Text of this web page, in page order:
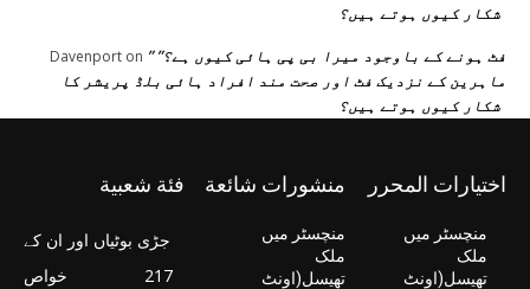
شکار کیوں ہوتے ہیں؟
Davenport on ” فٹ ہونے کے باوجود میرا بی پی ہائی کیوں ہے؟”
ماہرین کے نزدیک فٹ اور صحت مند افراد ہائی بلڈ پریشر کا
شکار کیوں ہوتے ہیں؟
اختيارات المحرر
منچسٹر میں
ملک
تھیسل(اونٹ
منشورات شائعة
منچسٹر میں
ملک
تھیسل(اونٹ
فئة شعبية
جڑی بوٹیاں اور ان کے
خواص
217